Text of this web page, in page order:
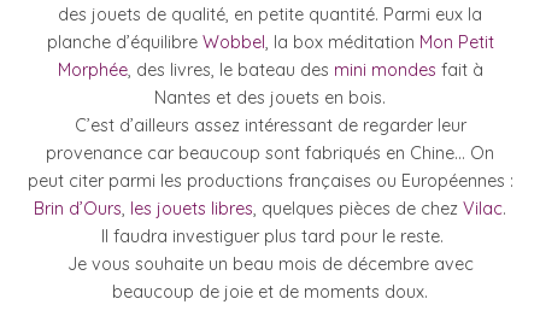
des jouets de qualité, en petite quantité. Parmi eux la
planche d’équilibre Wobbel, la box méditation Mon Petit
Morphée, des livres, le bateau des mini mondes fait à
Nantes et des jouets en bois.
C’est d’ailleurs assez intéressant de regarder leur
provenance car beaucoup sont fabriqués en Chine… On
peut citer parmi les productions françaises ou Européennes :
Brin d’Ours, les jouets libres, quelques pièces de chez Vilac.
Il faudra investiguer plus tard pour le reste.
Je vous souhaite un beau mois de décembre avec
beaucoup de joie et de moments doux.